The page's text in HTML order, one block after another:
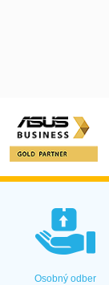
Osobný odber